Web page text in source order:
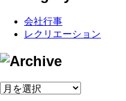
会社行事
レクリエーション